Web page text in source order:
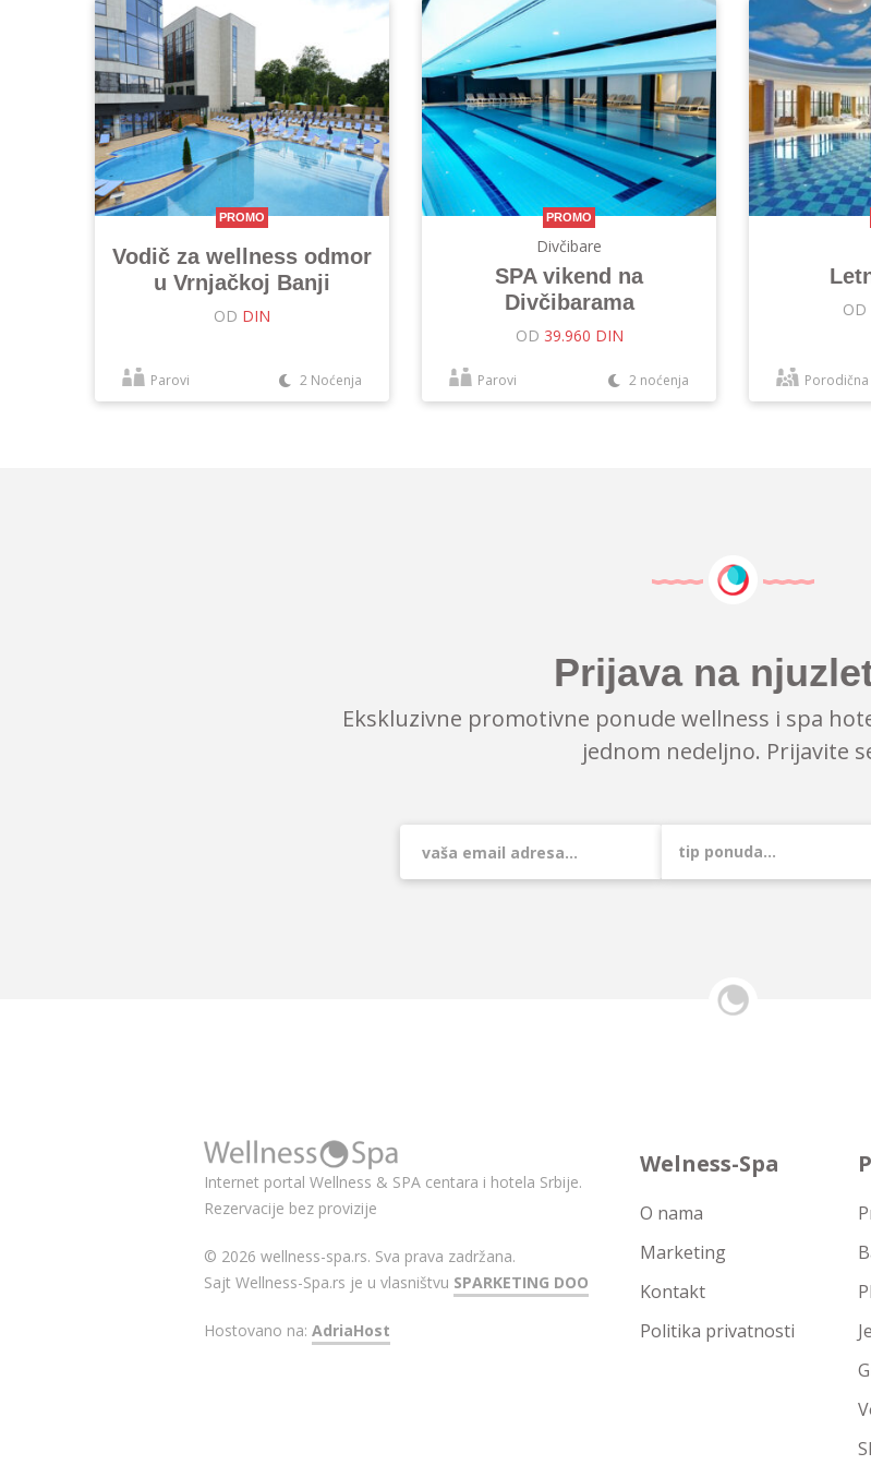
PROMO
Vodič za wellness odmor
u Vrnjačkoj Banji
OD DIN
Parovi 2 Noćenja
PROMO
Divčibare
SPA vikend na
Divčibarama
OD 39.960 DIN
Parovi 2 noćenja
OD
Porodična
Prijava na
Ekskluzivne promotivne ponude wellness i spa
jednom nedeljno. Prijavite
Internet portal Wellness & SPA centara i hotela Srbije.
Rezervacije bez provizije
© 2026 wellness-spa.rs. Sva prava zadržana.
Sajt Wellness-Spa.rs je u vlasništvu SPARKETING DOO
Hostovano na: AdriaHost
Welness-Spa
O nama
Marketing
Kontakt
Politika privatnosti